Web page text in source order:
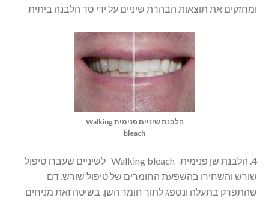
ומחזקים את תוצאות הבהרת שיניים על ידי סד הלבנה ביתית
הלבנת שיניים פנימית Walking
bleach
4. הלבנת שן פנימית- Walking bleach לשיניים שעברו טיפול
שורש והשחירו בהשפעת החומרים של טיפול שורש, דם
שהתפרק בתעלה ונספג לתוך חומר השן. בשיטה זאת מניחים